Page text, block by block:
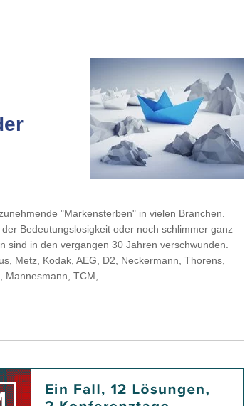
"Markensterben" in vielen Branchen.
Bedeutungslosigkeit oder noch schlimmer ganz
sind in den vergangen 30 Jahren verschwunden.
Metz, Kodak, AEG, D2, Neckermann, Thorens,
Mannesmann, TCM,…